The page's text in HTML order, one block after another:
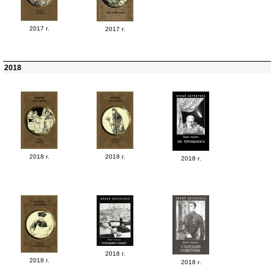
2017 г. 2017 г.
2018
2018 г. 2018 г. 2018 г.
2018 г.
2018 г.
2018 г.